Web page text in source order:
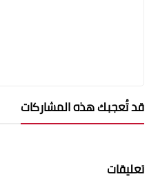
قد تُعجبك هذه المشاركات
تعليقات